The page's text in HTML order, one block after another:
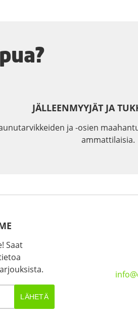
JÄLLEENMYYJÄT JA
ja -osien
ammattilaisia.
Saat